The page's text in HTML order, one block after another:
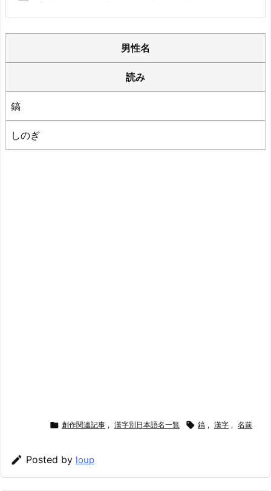
男性名
読み
鎬
しのぎ
 創作関連記事 , 漢字別日本語名一覧  鎬 , 漢字 , 名前
 Posted by loup